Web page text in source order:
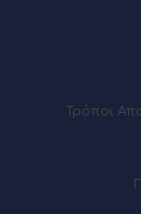
Τρόποι